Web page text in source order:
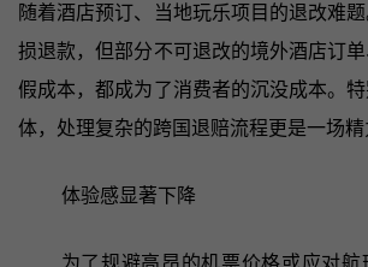
随着酒店预订、当地玩乐项目的退改难
损退款，但部分不可退改的境外酒店订
假成本，都成为了消费者的沉没成本。
体，处理复杂的跨国退赔流程更是一场精
体验感显著下降
为了规避高昂的机票价格或应对航